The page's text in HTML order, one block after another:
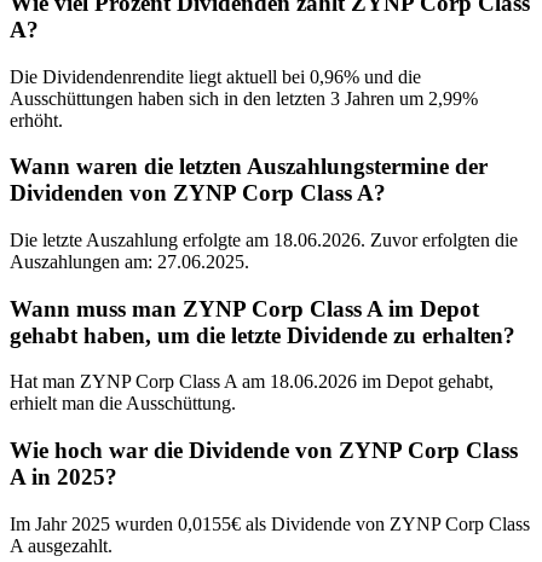
A?
Die Dividendenrendite liegt aktuell bei 0,96% und die
Ausschüttungen haben sich in den letzten 3 Jahren um 2,99%
erhöht.
Wann waren die letzten Auszahlungstermine der
Dividenden von ZYNP Corp Class A?
Die letzte Auszahlung erfolgte am 18.06.2026. Zuvor erfolgten die
Auszahlungen am: 27.06.2025.
Wann muss man ZYNP Corp Class A im Depot
gehabt haben, um die letzte Dividende zu erhalten?
Hat man ZYNP Corp Class A am 18.06.2026 im Depot gehabt,
erhielt man die Ausschüttung.
Wie hoch war die Dividende von ZYNP Corp Class
A in 2025?
Im Jahr 2025 wurden 0,0155€ als Dividende von ZYNP Corp Class
A ausgezahlt.